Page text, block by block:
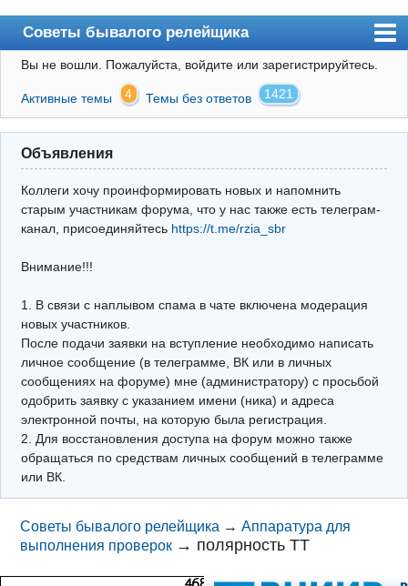
Советы бывалого релейщика
Форум
Правила
Поиск
Регистрация
Архив
Почта
Поиск релейщика
Видео РЗиА
Фотохостинг
Телеграм
Вы не вошли. Пожалуйста, войдите или зарегистрируйтесь.
Активные темы 4 Темы без ответов 1421
Объявления
Коллеги хочу проинформировать новых и напомнить
старым участникам форума, что у нас также есть телеграм-
канал, присоединяйтесь https://t.me/rzia_sbr
Внимание!!!
1. В связи с наплывом спама в чате включена модерация
новых участников.
После подачи заявки на вступление необходимо написать
личное сообщение (в телеграмме, ВК или в личных
сообщениях на форуме) мне (администратору) с просьбой
одобрить заявку с указанием имени (ника) и адреса
электронной почты, на которую была регистрация.
2. Для восстановления доступа на форум можно также
обращаться по средствам личных сообщений в телеграмме
или ВК.
Советы бывалого релейщика →Аппаратура для
выполнения проверок → полярность ТТ